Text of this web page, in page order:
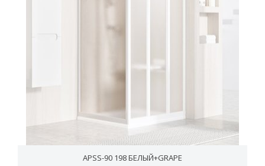
APSS-90 198 БЕЛЫЙ+GRAPE